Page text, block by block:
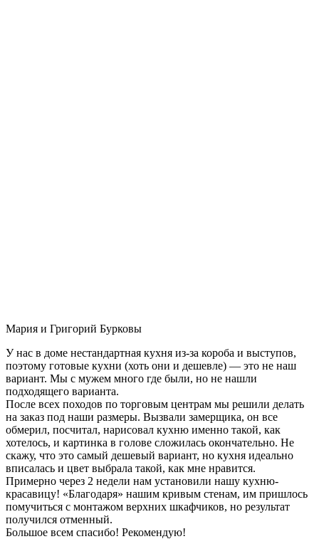
Мария и Григорий Бурковы
У нас в доме нестандартная кухня из-за короба и выступов,
поэтому готовые кухни (хоть они и дешевле) — это не наш
вариант. Мы с мужем много где были, но не нашли
подходящего варианта.
После всех походов по торговым центрам мы решили делать
на заказ под наши размеры. Вызвали замерщика, он все
обмерил, посчитал, нарисовал кухню именно такой, как
хотелось, и картинка в голове сложилась окончательно. Не
скажу, что это самый дешевый вариант, но кухня идеально
вписалась и цвет выбрала такой, как мне нравится.
Примерно через 2 недели нам установили нашу кухню-
красавицу! «Благодаря» нашим кривым стенам, им пришлось
помучиться с монтажом верхних шкафчиков, но результат
получился отменный.
Большое всем спасибо! Рекомендую!